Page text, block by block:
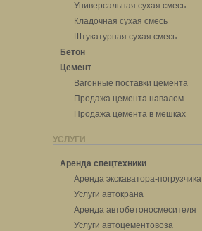
Универсальная сухая смесь
Кладочная сухая смесь
Штукатурная сухая смесь
Бетон
Цемент
Вагонные поставки цемента
Продажа цемента навалом
Продажа цемента в мешках
УСЛУГИ
Аренда спецтехники
Аренда экскаватора-погрузчика
Услуги автокрана
Аренда автобетоносмесителя
Услуги автоцементовоза